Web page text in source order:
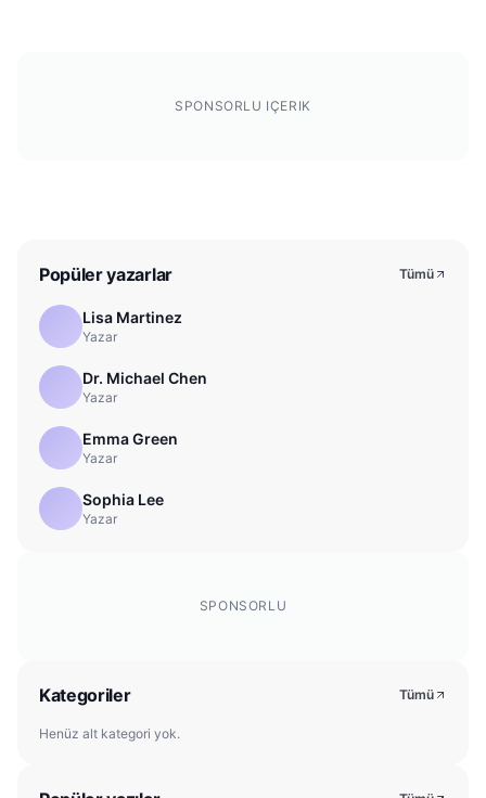
SPONSORLU IÇERIK
Popüler yazarlar Tümü
Lisa Martinez
Yazar
Dr. Michael Chen
Yazar
Emma Green
Yazar
Sophia Lee
Yazar
SPONSORLU
Kategoriler Tümü
Henüz alt kategori yok.